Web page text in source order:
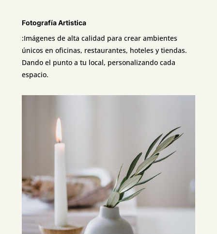
Fotografía Artistica
:Imágenes de alta calidad para crear ambientes
únicos en oficinas, restaurantes, hoteles y tiendas.
Dando el punto a tu local, personalizando cada
espacio.